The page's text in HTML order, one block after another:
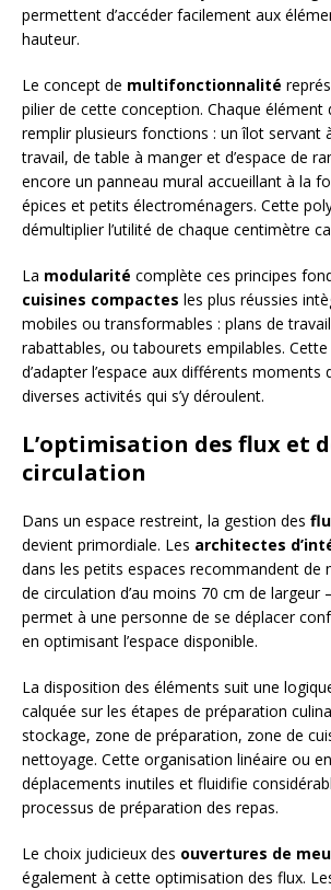
permettent d’accéder facilement aux
hauteur.
Le concept de multifonctionnalité
pilier de cette conception. Chaque élément
remplir plusieurs fonctions : un îlot servant
travail, de table à manger et d’espace de
encore un panneau mural accueillant à la
épices et petits électroménagers. Cette
démultiplier l’utilité de chaque centimètre
La modularité complète ces principes
cuisines compactes les plus réussies
mobiles ou transformables : plans de
rabattables, ou tabourets empilables.
d’adapter l’espace aux différents
diverses activités qui s’y déroulent.
L’optimisation des flux et
circulation
Dans un espace restreint, la gestion des
devient primordiale. Les architectes
dans les petits espaces recommandent de
de circulation d’au moins 70 cm de largeur
permet à une personne de se déplacer
en optimisant l’espace disponible.
La disposition des éléments suit une
calquée sur les étapes de préparation
stockage, zone de préparation, zone de
nettoyage. Cette organisation linéaire ou
déplacements inutiles et fluidifie
processus de préparation des repas.
Le choix judicieux des ouvertures de
également à cette optimisation des flux.